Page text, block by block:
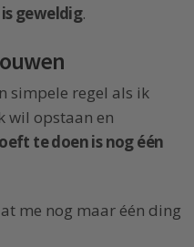
geweldig.
simpele regel als ik
wil opstaan en
te doen is nog één
me nog maar één ding